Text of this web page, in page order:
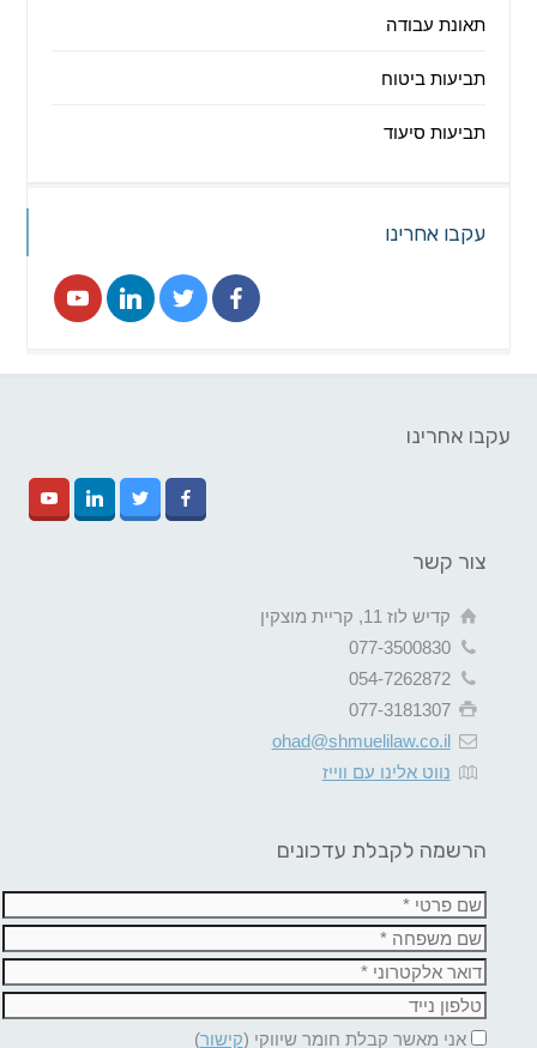
תאונת עבודה
תביעות ביטוח
תביעות סיעוד
עקבו אחרינו
עקבו אחרינו
צור קשר
קדיש לוז 11, קריית מוצקין
077-3500830
054-7262872
077-3181307
ohad@shmuelilaw.co.il
נווט אלינו עם ווייז
הרשמה לקבלת עדכונים
אני מאשר קבלת חומר שיווקי (קישור)